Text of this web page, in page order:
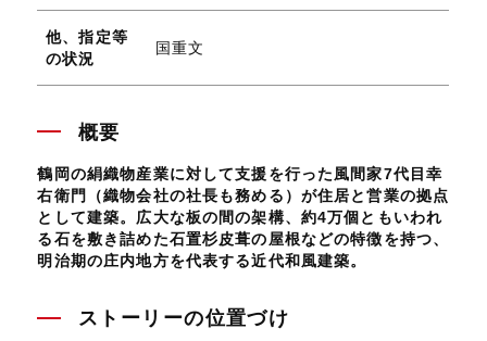
他、指定等
の状況
国重文
概要
鶴岡の絹織物産業に対して支援を行った風間家7代目幸
右衛門（織物会社の社長も務める）が住居と営業の拠点
として建築。広大な板の間の架構、約4万個ともいわれ
る石を敷き詰めた石置杉皮葺の屋根などの特徴を持つ、
明治期の庄内地方を代表する近代和風建築。
ストーリーの位置づけ